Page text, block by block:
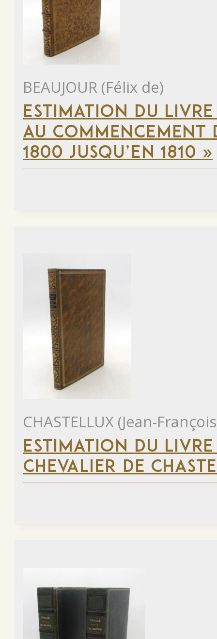
BEAUJOUR (Félix de)
ESTIMATION DU
AU COMMENCEMENT
1800 JUSQU’EN 1810 »
CHASTELLUX (Jean-
ESTIMATION DU
CHEVALIER DE